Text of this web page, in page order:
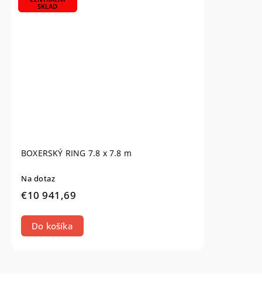
SKLAD
BOXERSKÝ RING 7.8 x 7.8 m
Na dotaz
€10 941,69
Do košíka